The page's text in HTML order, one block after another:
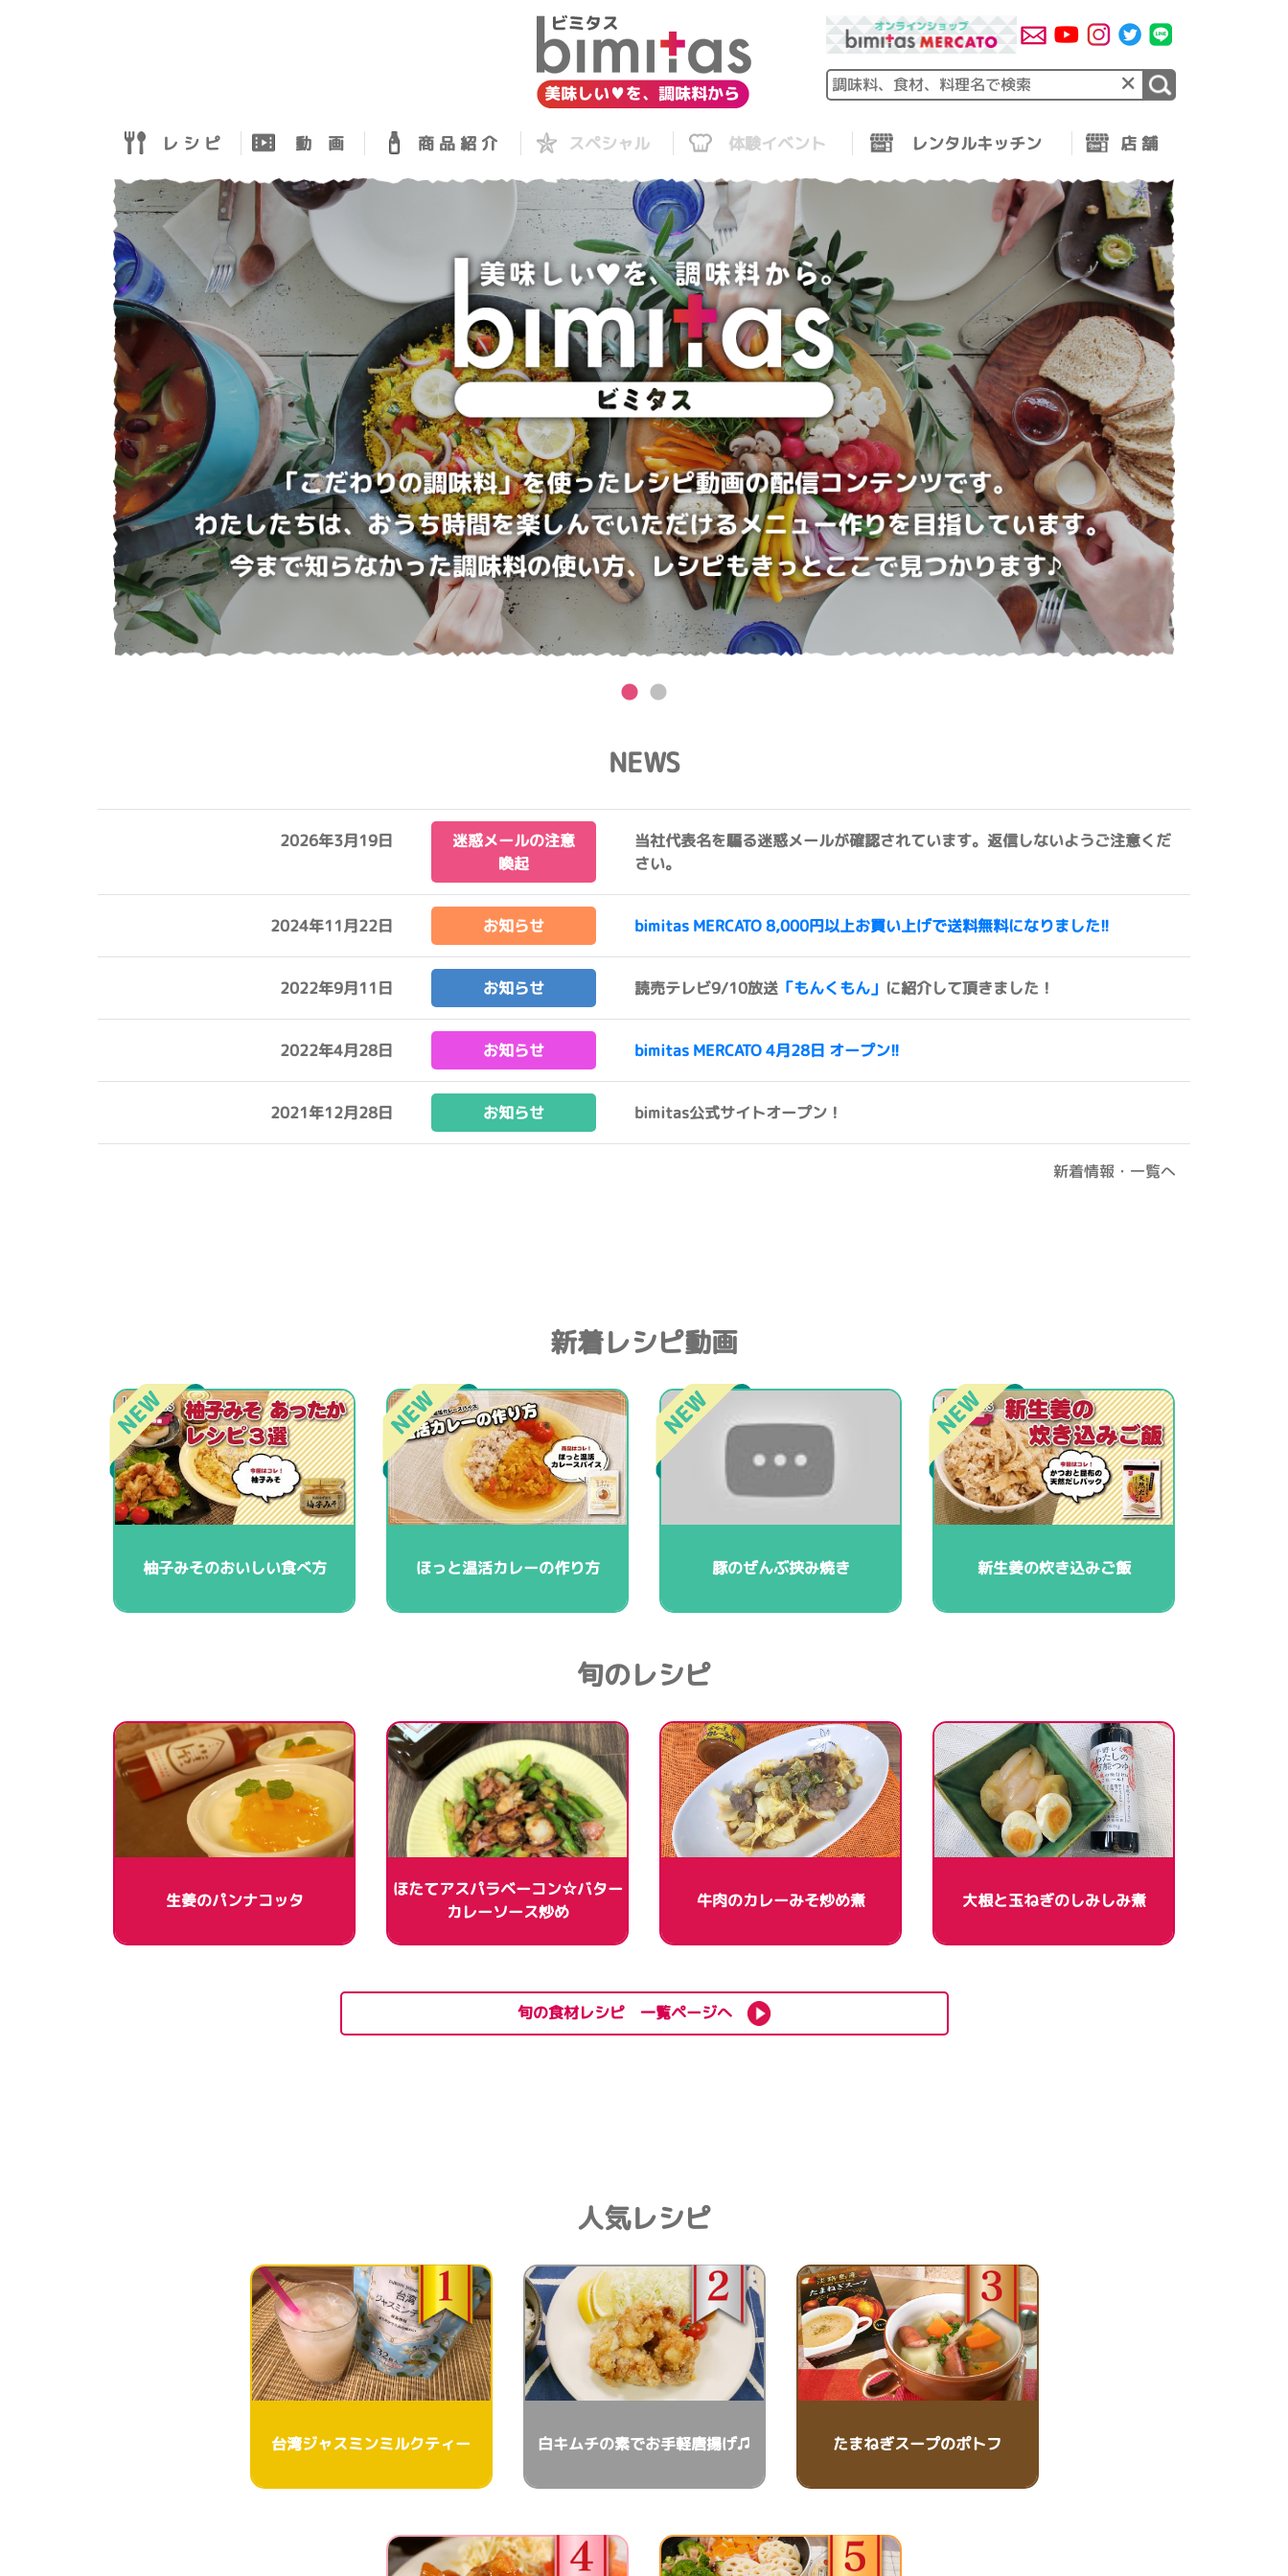
×
レ シ ピ 動 画 商 品 紹 介 スペシャル 体験イベント レンタルキッチン 店 舗
NEWS
2026年3月19日
迷惑メールの注意
喚起
当社代表名を騙る迷惑メールが確認されています。返信しないようご注意くだ
さい。
2024年11月22日 お知らせ bimitas MERCATO 8,000円以上お買い上げで送料無料になりました!!
2022年9月11日 お知らせ 読売テレビ9/10放送 「もんくもん」 に紹介して頂きました！
2022年4月28日 お知らせ bimitas MERCATO 4月28日 オープン!!
2021年12月28日 お知らせ bimitas公式サイトオープン！
新着情報・一覧へ
新着レシピ動画
柚子みそのおいしい食べ方 ほっと温活カレーの作り方 豚のぜんぶ挟み焼き 新生姜の炊き込みご飯
旬のレシピ
生姜のパンナコッタ
ほたてアスパラベーコン☆バター
カレーソース炒め
牛肉のカレーみそ炒め煮 大根と玉ねぎのしみしみ煮
旬の食材レシピ 一覧ページへ
人気レシピ
台湾ジャスミンミルクティー 白キムチの素でお手軽唐揚げ♫ たまねぎスープのポトフ